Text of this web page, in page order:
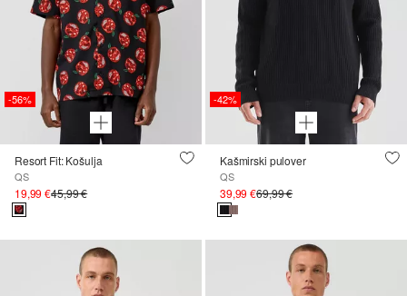
-56%
Resort Fit: Košulja
QS
19,99 €45,99 €
-42%
Kašmirski pulover
QS
39,99 €69,99 €